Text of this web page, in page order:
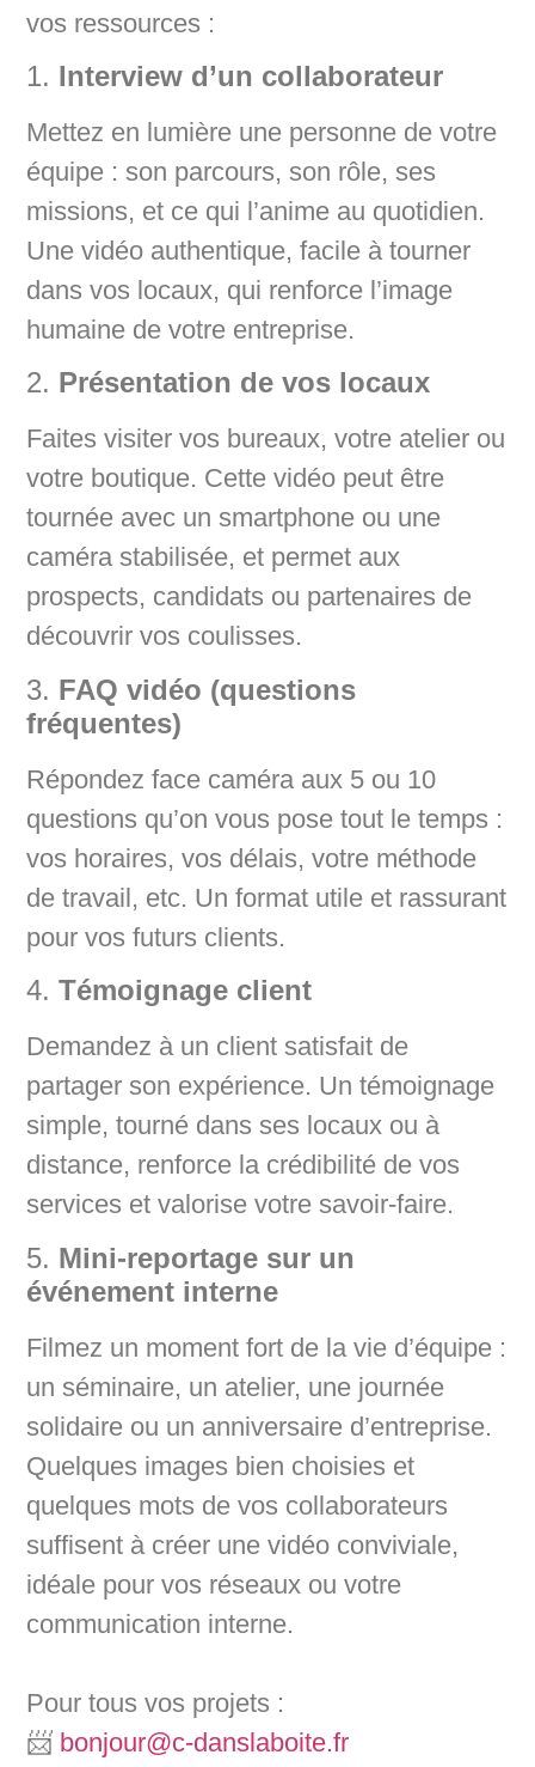
vos ressources :
1. Interview d’un collaborateur
Mettez en lumière une personne de votre
équipe : son parcours, son rôle, ses
missions, et ce qui l’anime au quotidien.
Une vidéo authentique, facile à tourner
dans vos locaux, qui renforce l’image
humaine de votre entreprise.
2. Présentation de vos locaux
Faites visiter vos bureaux, votre atelier ou
votre boutique. Cette vidéo peut être
tournée avec un smartphone ou une
caméra stabilisée, et permet aux
prospects, candidats ou partenaires de
découvrir vos coulisses.
3. FAQ vidéo (questions
fréquentes)
Répondez face caméra aux 5 ou 10
questions qu’on vous pose tout le temps :
vos horaires, vos délais, votre méthode
de travail, etc. Un format utile et rassurant
pour vos futurs clients.
4.Témoignage client
Demandez à un client satisfait de
partager son expérience. Un témoignage
simple, tourné dans ses locaux ou à
distance, renforce la crédibilité de vos
services et valorise votre savoir-faire.
5. Mini-reportage sur un
événement interne
Filmez un moment fort de la vie d’équipe :
un séminaire, un atelier, une journée
solidaire ou un anniversaire d’entreprise.
Quelques images bien choisies et
quelques mots de vos collaborateurs
suffisent à créer une vidéo conviviale,
idéale pour vos réseaux ou votre
communication interne.
Pour tous vos projets :
📨 bonjour@c-danslaboite.fr